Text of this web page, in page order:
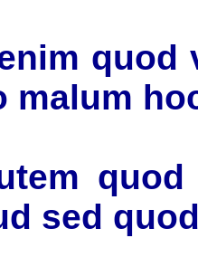
quod
malum
sed